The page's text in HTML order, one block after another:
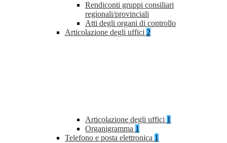
Rendiconti gruppi consiliari
regionali/provinciali
Atti degli organi di controllo
Articolazione degli uffici 2
Articolazione degli uffici 1
Organigramma 1
Telefono e posta elettronica 1